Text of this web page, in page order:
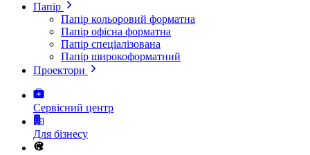
Папір
Папір кольоровий форматна
Папір офісна форматна
Папір спеціалізована
Папір широкоформатний
Проектори
Сервісний центр
Для бізнесу